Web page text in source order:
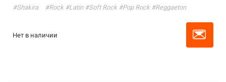
#Shakira #Rock #Latin #Soft Rock #Pop Rock #Reggaeton
Нет в наличии